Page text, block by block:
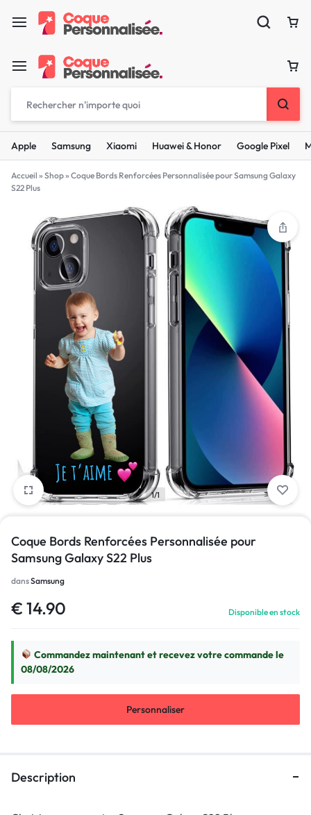
Apple Samsung Xiaomi Huawei & Honor Google Pixel
Accueil » Shop» Coque Bords Renforcées Personnalisée pour Samsung Galaxy
S22 Plus
1/1
Coque Bords Renforcées Personnalisée pour
Samsung Galaxy S22 Plus
dansSamsung
€ 14.90 Disponible en stock
Commandez maintenant et recevez votre commande le
08/08/2026
Personnaliser
Description